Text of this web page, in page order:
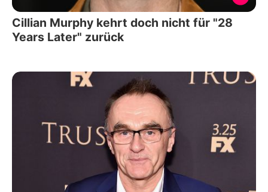
Cillian Murphy kehrt doch nicht für "28
Years Later" zurück